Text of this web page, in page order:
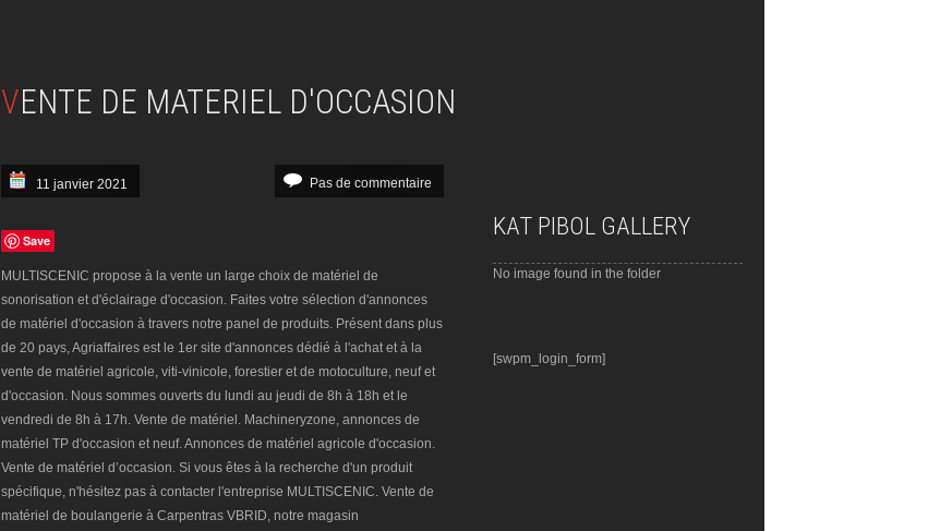
VENTE DE MATERIEL D'OCCASION
11 janvier 2021 Pas de commentaire
Save
MULTISCENIC propose à la vente un large choix de matériel de
sonorisation et d'éclairage d'occasion. Faites votre sélection d'annonces
de matériel d'occasion à travers notre panel de produits. Présent dans plus
de 20 pays, Agriaffaires est le 1er site d'annonces dédié à l'achat et à la
vente de matériel agricole, viti-vinicole, forestier et de motoculture, neuf et
d'occasion. Nous sommes ouverts du lundi au jeudi de 8h à 18h et le
vendredi de 8h à 17h. Vente de matériel. Machineryzone, annonces de
matériel TP d'occasion et neuf. Annonces de matériel agricole d'occasion.
Vente de matériel d’occasion. Si vous êtes à la recherche d'un produit
spécifique, n'hésitez pas à contacter l'entreprise MULTISCENIC. Vente de
matériel de boulangerie à Carpentras VBRID, notre magasin
KAT PIBOL GALLERY
No image found in the folder
[swpm_login_form]